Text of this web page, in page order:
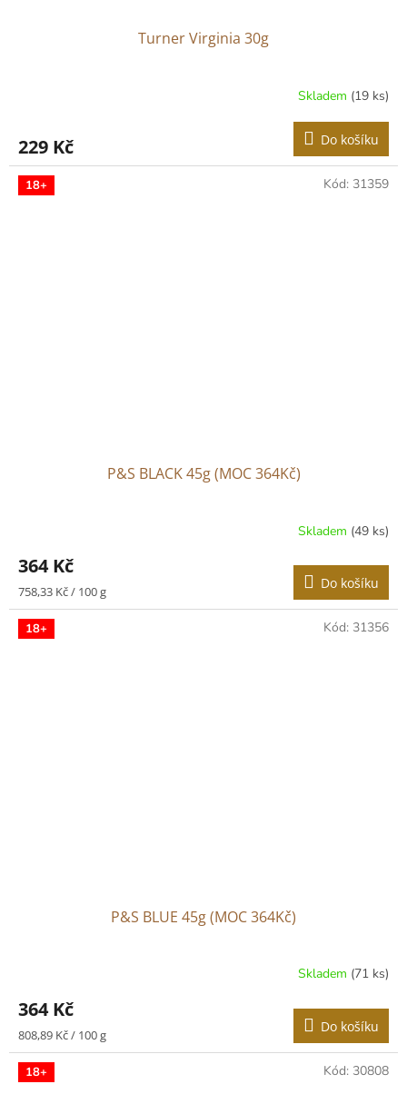
Turner Virginia 30g
Skladem (19 ks)
229 Kč Do košíku
18+
P&S BLACK 45g (MOC 364Kč)
Skladem (49 ks)
364 Kč
Měrná
cena:
758,33 Kč / 100 g Do košíku
Kód: 31359
18+
P&S BLUE 45g (MOC 364Kč)
Skladem (71 ks)
364 Kč
Měrná
cena:
808,89 Kč / 100 g Do košíku
Kód: 31356
18+ Kód: 30808